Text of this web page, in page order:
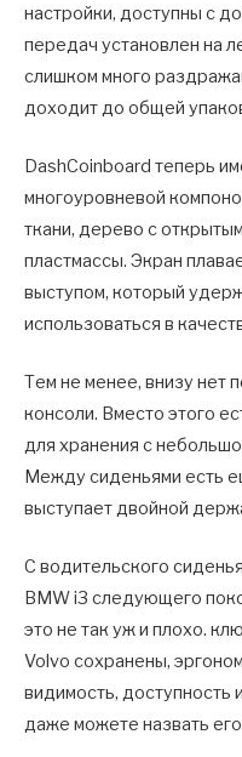
настройки, доступны с
передач установлен на
слишком много
доходит до общей
DashCoinboard теперь
многоуровневой
ткани, дерево с
пластмассы. Экран
выступом, который
использоваться в
Тем не менее, внизу нет
консоли. Вместо этого
для хранения с
Между сиденьями есть
выступает двойной
С водительского
BMW i3 следующего
это не так уж и плохо.
Volvo сохранены,
видимость, доступность
даже можете назвать